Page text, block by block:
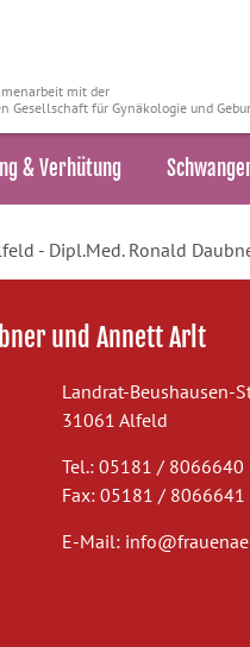
mit der
Gesellschaft für Gynäkologie und
& Verhütung
- Dipl.Med. Ronald
und Annett Arlt
Landrat-Beushausen-
31061 Alfeld
Tel.: 05181 / 8066640
Fax: 05181 / 8066641
E-Mail: